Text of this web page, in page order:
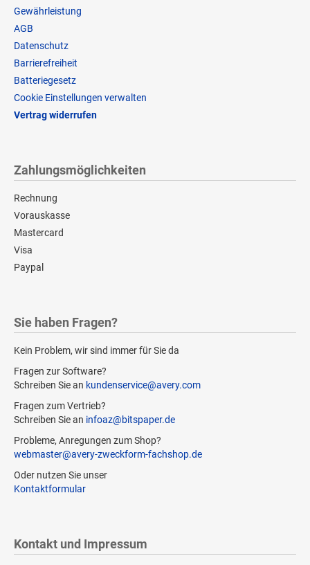
Gewährleistung
AGB
Datenschutz
Barrierefreiheit
Batteriegesetz
Cookie Einstellungen verwalten
Vertrag widerrufen
Zahlungsmöglichkeiten
Rechnung
Vorauskasse
Mastercard
Visa
Paypal
Sie haben Fragen?
Kein Problem, wir sind immer für Sie da
Fragen zur Software?
Schreiben Sie an kundenservice@avery.com
Fragen zum Vertrieb?
Schreiben Sie an infoaz@bitspaper.de
Probleme, Anregungen zum Shop?
webmaster@avery-zweckform-fachshop.de
Oder nutzen Sie unser
Kontaktformular
Kontakt und Impressum